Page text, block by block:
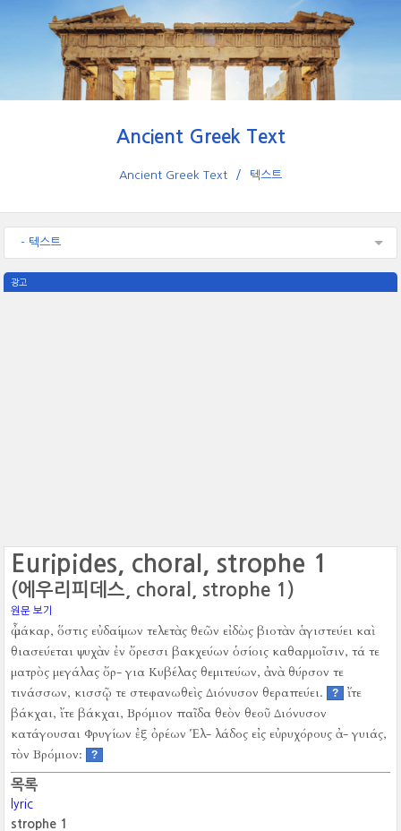
Ancient Greek Text
Ancient Greek Text 텍스트
- 텍스트
광고
Euripides, choral, strophe 1
(에우리피데스, choral, strophe 1)
원문 보기
ὦ μάκαρ, ὅστις εὐδαίμων τελετὰς θεῶν εἰδὼς βιοτὰν ἁγιστεύει καὶ
θιασεύεται ψυχὰν ἐν ὄρεσσι βακχεύων ὁσίοις καθαρμοῖσιν, τά τε
ματρὸς μεγάλας ὄρ- για Κυβέλας θεμιτεύων, ἀνὰ θύρσον τε
τινάσσων, κισσῷ τε στεφανωθεὶς Διόνυσον θεραπεύει.
?
ἴτε
βάκχαι, ἴτε βάκχαι, Βρόμιον παῖδα θεὸν θεοῦ Διόνυσον
κατάγουσαι Φρυγίων ἐξ ὀρέων Ἑλ- λάδος εἰς εὐρυχόρους ἀ- γυιάς,
τὸν Βρόμιον:
?
목록
lyric
strophe 1